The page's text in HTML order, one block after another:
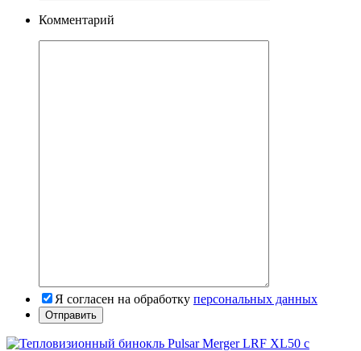
Комментарий
Я согласен на обработку персональных данных